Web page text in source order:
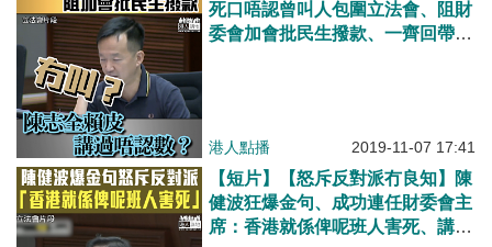
死口唔認曾叫人包圍立法會、阻財
委會加會批民生撥款、一齊回帶聽
港人點播 2019-11-07 17:41
【短片】【怒斥反對派冇良知】陳
健波狂爆金句、成功連任財委會主
席：香港就係俾呢班人害死、講歪